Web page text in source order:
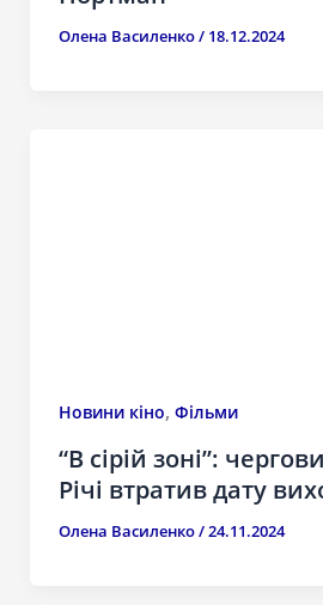
Олена Василенко/ 18.12.2024
Новини кіно, Фільми
“В сірій зоні”:
Річі втратив дату
Олена Василенко/24.11.2024